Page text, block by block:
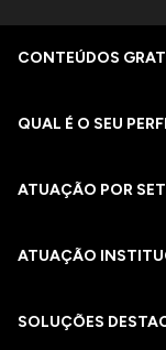
CONTEÚDOS
QUAL É O SEU
ATUAÇÃO POR
ATUAÇÃO
SOLUÇÕES